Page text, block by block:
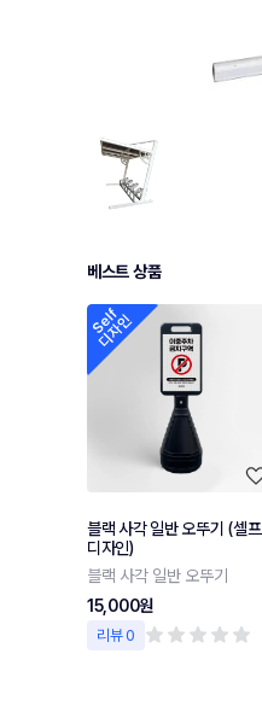
베스트 상품
블랙 사각 일반 오뚜기 (셀프
디자인)
블랙 사각 일반 오뚜기
15,000원
리뷰 0